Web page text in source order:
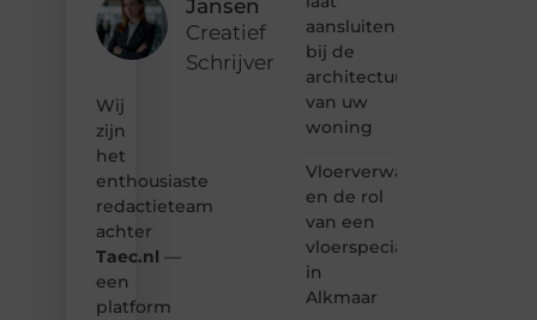
Jansen
Creatief
Schrijver
Wij
zijn
het
enthousiaste
redactieteam
achter
Taec.nl —
een
platform
aansluiten
bij de
architectuur
van uw
woning
Vloerverwarming
en de rol
van een
vloerspecialist
in
Alkmaar